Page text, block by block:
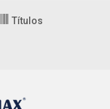
Títulos